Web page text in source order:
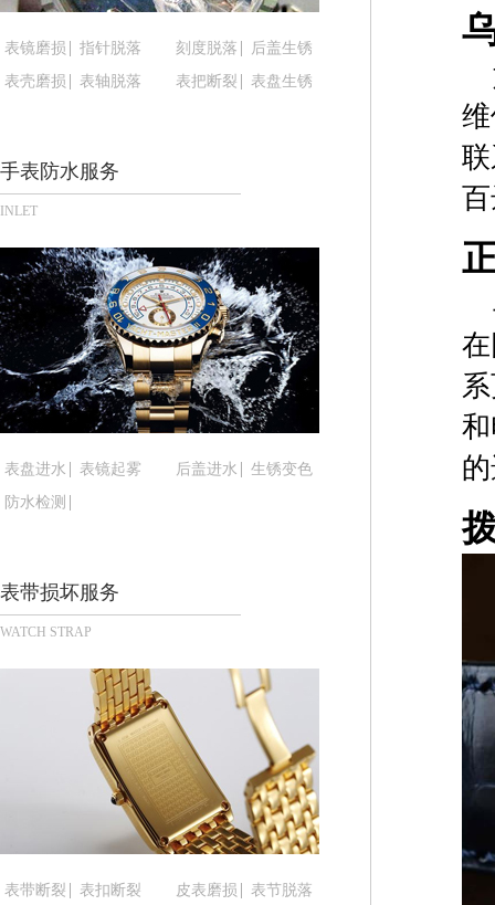
佛山市禅城区季华五路57号万科金融中心C座12层
东莞市东城街道鸿福东路1号民盈国贸中心T1写字
无锡市梁溪区人民中路139号恒隆广场写字楼1座
南通市崇川区工农路57号圆融广场写字楼16层
苏州市苏州工业园区星港街199号苏州中心办公楼
武汉市江汉区解放大道686号世界贸易大厦38层09
南宁市青秀区金湖路59号地王大厦12楼1224室（
合肥市蜀山区潜山路111号万象城华润大厦B座12
泉州市丰泽区宝洲路729号浦西万达中心写字楼A
青岛市南区山东路6号华润大厦B座22层04室（需
烟台市芝罘区胜利路139号万达金融中心A座907室
长春市朝阳区西安大路727号中银大厦A座(旺进大
贵阳市南明区都司高架桥路33号亨特国际金融中心
昆明市盘龙区北京路928号同德昆明广场写字楼10
石家庄市长安区中山东路39号勒泰中心写字楼B座
西安市碑林区南关正街88号华侨城长安国际中心E
海口市龙华区金贸东路5号海口华润大厦B座17层
唐山市路南区新华东道100号万达广场写字楼A座
重庆市解放碑渝中区民权路28号英利国际金融中心
黑龙江省大庆市萨尔图区会战大街腕表时光售后服
黑龙江省鹤岗市向阳区红军路腕表时光售后服务中
黑龙江省黑河市爱辉区中央街腕表时光售后服务中
黑龙江省鸡西市鸡冠区红军路腕表时光售后服务中
黑龙江省佳木斯市向阳区长安路腕表时光售后服务
黑龙江省牡丹江市东安区太平路腕表时光售后服务
黑龙江省七台河市桃山区大同街腕表时光售后服务
表镜磨损 指针脱落 刻度脱落
后盖生锈
表壳磨损
表轴脱落 表把断裂 表盘生锈
手表防水服务
INLET
表盘进水 表镜起雾 后盖进水
生锈变色
防水检测
表带损坏服务
WATCH STRAP
表带断裂 表扣断裂 皮表磨损
表节脱落